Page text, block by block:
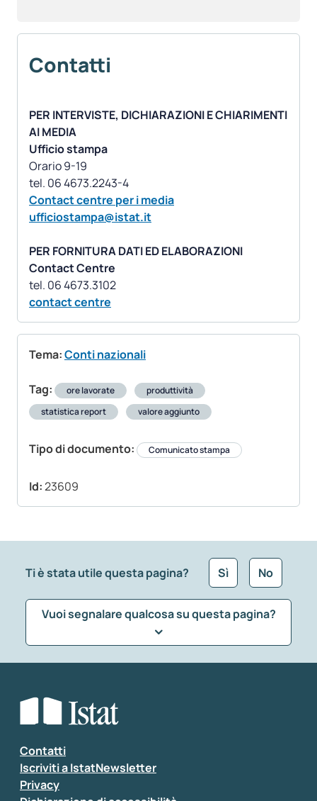
Contatti
PER INTERVISTE, DICHIARAZIONI E CHIARIMENTI
AI MEDIA
Ufficio stampa
Orario 9-19
Contact centre per i media
ufficiostampa@istat.it
PER FORNITURA DATI ED ELABORAZIONI
Contact Centre
contact centre
Tema:Conti nazionali
Tag: ore lavorate
produttività
statistica report
valore aggiunto
Tipo di documento: Comunicato stampa
Id:23609
Ti è stata utile questa pagina? Sì No
Vuoi segnalare qualcosa su questa pagina?
Seleziona la tipologia della segnalazione
Inserisci il tuo commento
Contatti
Iscriviti a IstatNewsletter
Privacy